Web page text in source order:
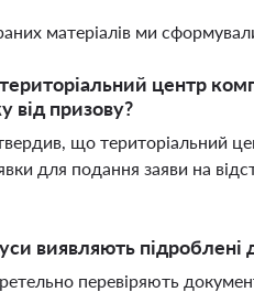
матеріалів ми
центр
від призову?
що територіальний
для подання заяви на
виявляють
перевіряють